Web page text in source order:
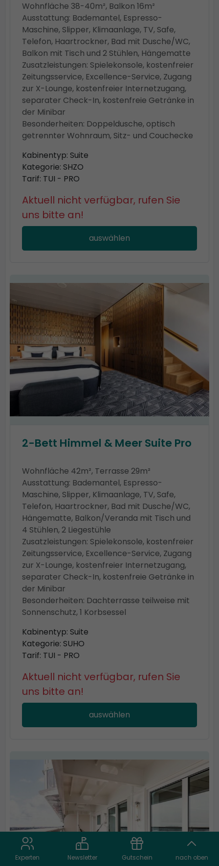
Wohnfläche 38-40m², Balkon 16m²
Ausstattung: Bademantel, Espresso-
Maschine, Slipper, Klimaanlage, TV, Safe,
Telefon, Haartrockner, Bad mit Dusche/WC,
Balkon mit Tisch und 2 Stühlen, Hängematte
Zusatzleistungen: Spielekonsole, kostenfreier
Zeitungsservice, Excellence-Service, Zugang
zur X-Lounge, kostenfreier Internetzugang,
separater Check-In, kostenfreie Getränke in
der Minibar
Besonderheiten: Doppeldusche, optisch
getrennter Wohnraum, Sitz- und Couchecke
Kabinentyp: Suite
Kategorie: SHZO
Tarif: TUI - PRO
Aktuell nicht verfügbar, rufen Sie
uns bitte an!
auswählen
2-Bett Himmel & Meer Suite Pro
Wohnfläche 42m², Terrasse 29m²
Ausstattung: Bademantel, Espresso-
Maschine, Slipper, Klimaanlage, TV, Safe,
Telefon, Haartrockner, Bad mit Dusche/WC,
Hängematte, Balkon/Veranda mit Tisch und
4 Stühlen, 2 Liegestühle
Zusatzleistungen: Spielekonsole, kostenfreier
Zeitungsservice, Excellence-Service, Zugang
zur X-Lounge, kostenfreier Internetzugang,
separater Check-In, kostenfreie Getränke in
der Minibar
Besonderheiten: Dachterrasse teilweise mit
Sonnenschutz, 1 Korbsessel
Kabinentyp: Suite
Kategorie: SUHO
Tarif: TUI - PRO
Aktuell nicht verfügbar, rufen Sie
uns bitte an!
auswählen
Experten Newsletter Gutschein nach oben